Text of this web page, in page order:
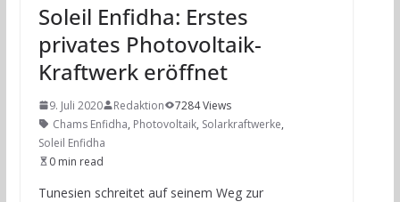
Soleil Enfidha: Erstes
privates Photovoltaik-
Kraftwerk eröffnet
9. Juli 2020 Redaktion
7284 Views
Chams Enfidha, Photovoltaik, Solarkraftwerke,
Soleil Enfidha
0 min read
Tunesien schreitet auf seinem Weg zur